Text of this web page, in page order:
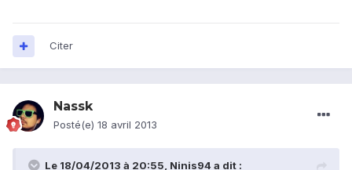
Citer
Nassk
Posté(e) 18 avril 2013
Le 18/04/2013 à 20:55, Ninis94 a dit :